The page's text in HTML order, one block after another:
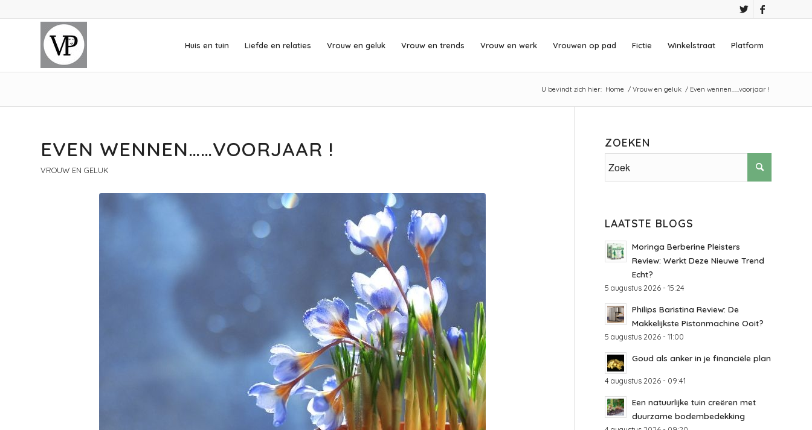
Huis en tuin Liefde en relaties Vrouw en geluk Vrouw en trends Vrouw en werk Vrouwen op pad Fictie Winkelstraat Platform
U bevindt zich hier: Home / Vrouw en geluk / Even wennen……voorjaar !
EVEN WENNEN……VOORJAAR !
VROUW EN GELUK
ZOEKEN
LAATSTE BLOGS
Moringa Berberine Pleisters
Review: Werkt Deze Nieuwe Trend
Echt?
5 augustus 2026 - 15:24
Philips Baristina Review: De
Makkelijkste Pistonmachine Ooit?
5 augustus 2026 - 11:00
Goud als anker in je financiële plan
4 augustus 2026 - 09:41
Een natuurlijke tuin creëren met
duurzame bodembedekking